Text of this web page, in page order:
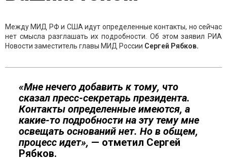
Между МИД РФ и США идут определенные контакты, но сейчас
нет смысла разглашать их подробности. Об этом заявил РИА
Новости заместитель главы МИД России Сергей Рябков.
«Мне нечего добавить к тому, что
сказал пресс-секретарь президента.
Контакты определенные имеются, а
какие-то подробности на эту тему мне
освещать оснований нет. Но в общем,
процесс идет», — отметил Сергей
Рябков.